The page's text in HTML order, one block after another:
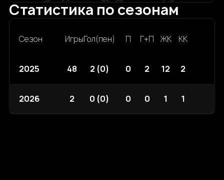
Статистика по сезонам
Сезон ИгрыГол(пен) П Г+П ЖК КК
2025 48 2 (0) 0 2 12 2
2026 2 0 (0) 0 0 1 1